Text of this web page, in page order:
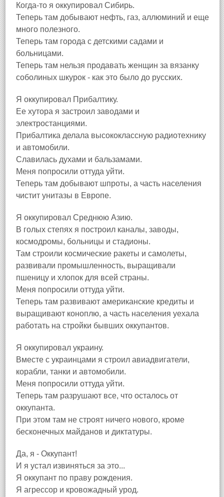
Когда-то я оккупировал Сибирь.
Теперь там добывают нефть, газ, аллюминий и еще
много полезного.
Теперь там города с детскими садами и
больницами.
Теперь там нельзя продавать женщин за вязанку
соболиных шкурок - как это было до русских.
Я оккупировал Прибалтику.
Ее хутора я застроил заводами и
электростанциями.
Прибалтика делала высококлассную радиотехнику
и автомобили.
Славилась духами и бальзамами.
Меня попросили оттуда уйти.
Теперь там добывают шпроты, а часть населения
чистит унитазы в Европе.
Я оккупировал Среднюю Азию.
В голых степях я построил каналы, заводы,
космодромы, больницы и стадионы.
Там строили космические ракеты и самолеты,
развивали промышленность, выращивали
пшеницу и хлопок для всей страны.
Меня попросили оттуда уйти.
Теперь там развивают американские кредиты и
выращивают коноплю, а часть населения уехала
работать на стройки бывших оккупантов.
Я оккупировал украину.
Вместе с украинцами я строил авиадвигатели,
корабли, танки и автомобили.
Меня попросили оттуда уйти.
Теперь там разрушают все, что осталось от
оккупанта.
При этом там не строят ничего нового, кроме
бесконечных майданов и диктатуры.
Да, я - Оккупант!
И я устал извиняться за это...
Я оккупант по праву рождения.
Я агрессор и кровожадный урод.